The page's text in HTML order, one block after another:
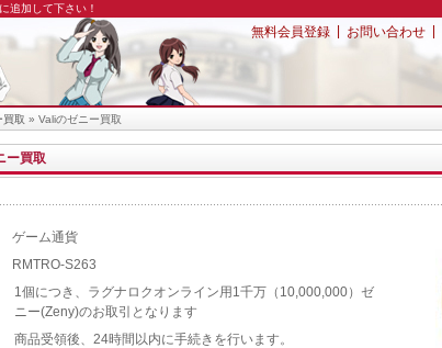
追加して下さい！
無料会員登録 お問い合わせ
買取 » Valiのゼニー買取
ー買取
ゲーム通貨
RMTRO-S263
1個につき、ラグナロクオンライン用1千万（10,000,000）ゼ
ニー(Zeny)のお取引となります
商品受領後、24時間以内に手続きを行います。